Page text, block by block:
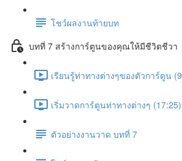
โชว์ผลงานท้ายบท
บทที่ 7 สร้างการ์ตูนของคุณให้มีชีวิตชีวา
เรียนรู้ท่าทางต่างๆของตัวการ์ตูน
เริ่มวาดการ์ตูนท่าทางต่างๆ (17:25)
ตัวอย่างงานวาด บทที่ 7